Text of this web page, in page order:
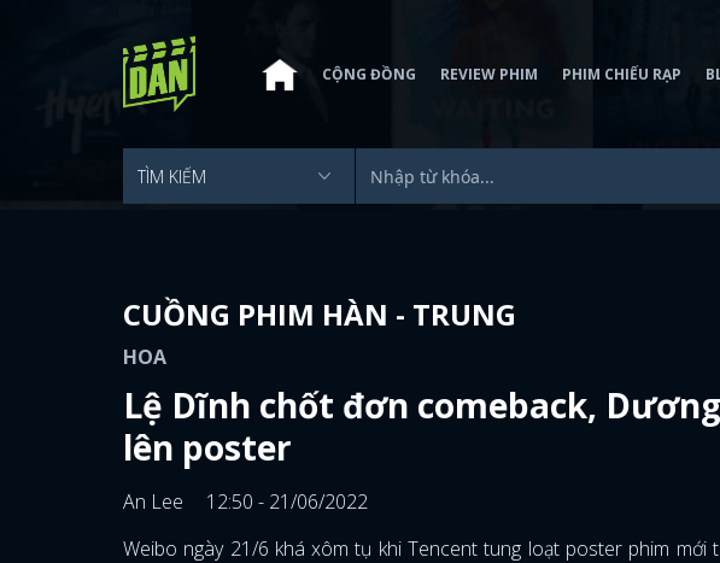
CỘNG ĐỒNG REVIEW PHIM PHIM CHIẾU RẠP
CUỒNG PHIM HÀN - TRUNG
HOA
Lệ Dĩnh chốt đơn comeback,
lên poster
An Lee
12:50 - 21/06/2022
Weibo ngày 21/6 khá xôm tụ khi Tencent tung loạt poster phim